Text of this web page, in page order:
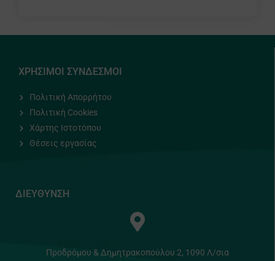
ΧΡΗΣΙΜΟΙ ΣΥΝΔΕΣΜΟΙ
Πολιτική Απορρήτου
Πολιτική Cookies
Χάρτης Ιστοτόπου
Θέσεις εργασίας
ΔΙΕΥΘΥΝΣΗ
Προδρόμου & Δημητρακοπούλου 2, 1090 Λ/σια